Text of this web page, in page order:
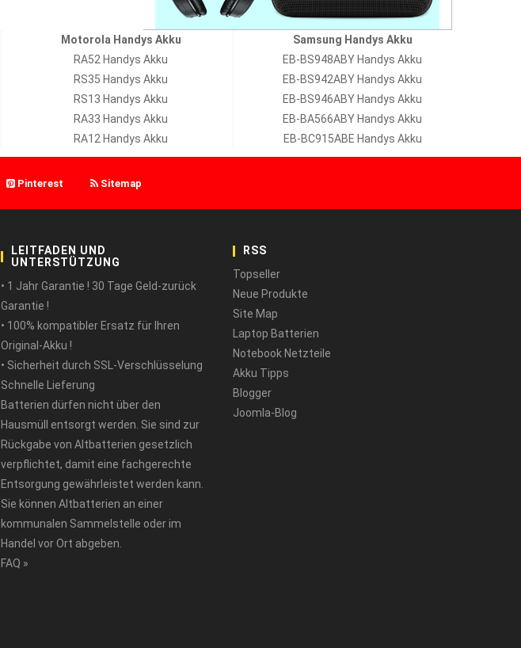
Motorola Handys Akku
RA52 Handys Akku
RS35 Handys Akku
RS13 Handys Akku
RA33 Handys Akku
RA12 Handys Akku
Samsung Handys Akku
EB-BS948ABY Handys Akku
EB-BS942ABY Handys Akku
EB-BS946ABY Handys Akku
EB-BA566ABY Handys Akku
EB-BC915ABE Handys Akku
Pinterest Sitemap
LEITFADEN UND
UNTERSTÜTZUNG
• 1 Jahr Garantie ! 30 Tage Geld-zurück
Garantie !
• 100% kompatibler Ersatz für Ihren
Original-Akku !
• Sicherheit durch SSL-Verschlüsselung
Schnelle Lieferung
Batterien dürfen nicht über den
Hausmüll entsorgt werden. Sie sind zur
Rückgabe von Altbatterien gesetzlich
verpflichtet, damit eine fachgerechte
Entsorgung gewährleistet werden kann.
Sie können Altbatterien an einer
kommunalen Sammelstelle oder im
Handel vor Ort abgeben.
FAQ »
RSS
Topseller
Neue Produkte
Site Map
Laptop Batterien
Notebook Netzteile
Akku Tipps
Blogger
Joomla-Blog